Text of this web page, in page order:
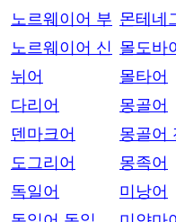
노르웨이어 부
노르웨이어 신
뉘어
다리어
덴마크어
도그리어
독일어
몬테네
몰도바
몰타어
몽골어
몽골어
몽족어
미낭어